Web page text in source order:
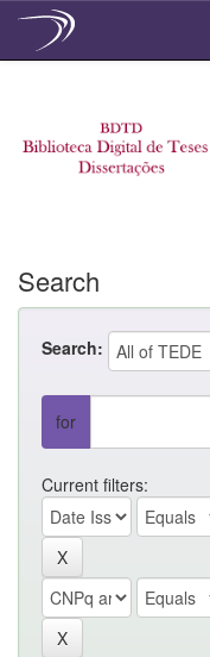
Search
Search:
for
Current filters: